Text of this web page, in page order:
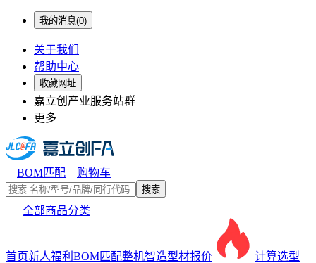
我的消息(0)
关于我们
帮助中心
收藏网址
嘉立创产业服务站群
更多
BOM匹配 购物车
搜索
全部商品分类
首页新人福利 BOM匹配整机智造型材报价
计算选型